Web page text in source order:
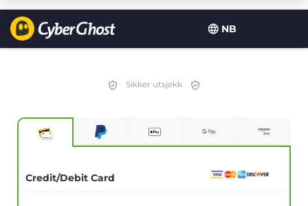
NB
Sikker utsjekk
Credit/Debit Card